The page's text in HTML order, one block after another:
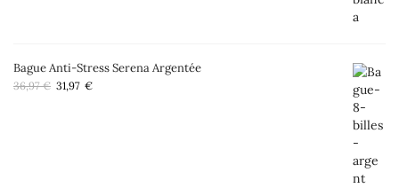
Bague Anti-Stress Serena Argentée
36,97€ Le
31,97 €Le